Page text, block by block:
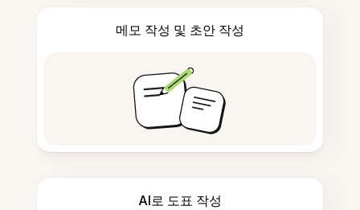
메모 작성 및 초안 작성
AI로 도표 작성